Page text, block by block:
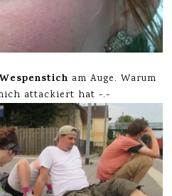
Wespenstich am Auge. Warum
attackiert hat -.-